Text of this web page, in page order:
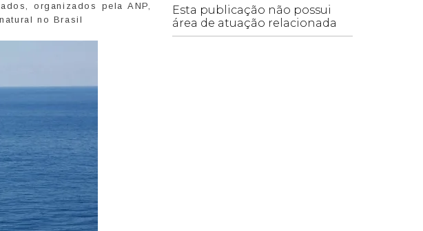
organizados pela ANP,
no Brasil
Esta publicação não possui
área de atuação relacionada